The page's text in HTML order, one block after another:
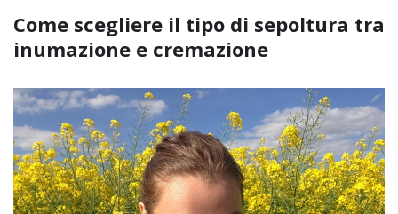
Come scegliere il tipo di sepoltura tra
inumazione e cremazione